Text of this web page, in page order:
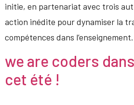
initie, en partenariat avec trois
action inédite pour dynamiser la
compétences dans
we are coders
cet été !